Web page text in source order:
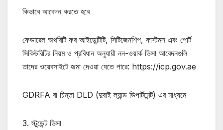
কিভাবে আবেদন করতে হবে
ফেডারেল অথরিটি ফর আইডেন্টিটি, সিটিজেনশিপ, কাস্টমস এবং পোর্ট
সিকিউরিটির নিয়ম ও প্রবিধান অনুযায়ী নন-ওয়ার্ক ভিসা আবেদনগুলি
তাদের ওয়েবসাইটে জমা দেওয়া যেতে পারে: https://icp.gov.ae
GDRFA বা চিন্তা DLD (দুবাই ল্যান্ড ডিপার্টমেন্ট) এর মাধ্যমে
3. স্টুডেন্ট ভিসা